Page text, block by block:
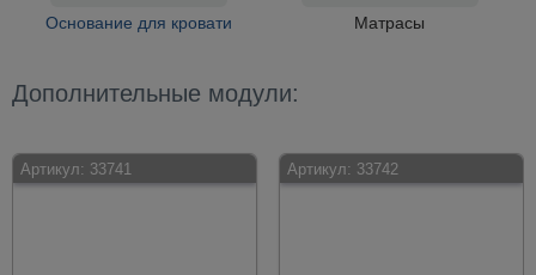
Основание для кровати Матрасы
Дополнительные модули:
Артикул: 33741 Артикул: 33742